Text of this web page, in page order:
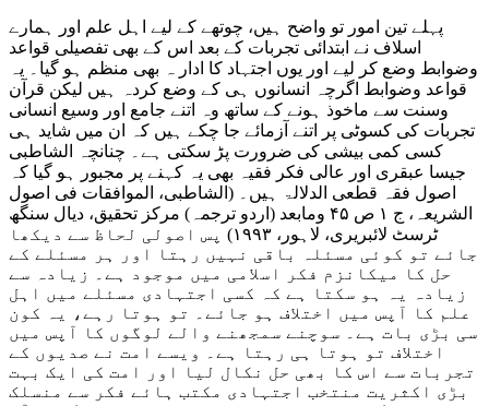
پہلے تین امور تو واضح ہیں، چوتھے کے لیے اہل علم اور ہمارے
اسلاف نے ابتدائی تجربات کے بعد اس کے بھی تفصیلی قواعد
وضوابط وضع کر لیے اور یوں اجتہاد کا ادار ہ بھی منظم ہو گیا۔ یہ
قواعد وضوابط اگرچہ انسانوں ہی کے وضع کردہ ہیں لیکن قرآن
وسنت سے ماخوذ ہونے کے ساتھ وہ اتنے جامع اور وسیع انسانی
تجربات کی کسوٹی پر اتنے آزمائے جا چکے ہیں کہ ان میں شاید ہی
کسی کمی بیشی کی ضرورت پڑ سکتی ہے۔ چنانچہ الشاطبی
جیسا عبقری اور عالی فکر فقیہ بھی یہ کہنے پر مجبور ہو گیا کہ
اصول فقہ قطعی الدلالۃ ہیں۔ (الشاطبی، الموافقات فی اصول
الشریعہ، ج ۱ ص ۴۵ ومابعد (اردو ترجمہ) مرکز تحقیق، دیال سنگھ
ٹرسٹ لائبریری، لاہور، ۱۹۹۳) پس اصولی لحاظ سے دیکھا
جائے تو کوئی مسئلہ باقی نہیں رہتا اور ہر مسئلے کے
حل کا میکانزم فکر اسلامی میں موجود ہے۔ زیادہ سے
زیادہ یہ ہو سکتا ہے کہ کسی اجتہادی مسئلے میں اہل
علم کا آپس میں اختلاف ہو جائے۔ تو ہوتا رہے، یہ کون
سی بڑی بات ہے۔ سوچنے سمجھنے والے لوگوں کا آپس میں
اختلاف تو ہوتا ہی رہتا ہے۔ ویسے امت نے صدیوں کے
تجربات سے اس کا بھی حل نکال لیا اور امت کی ایک بہت
بڑی اکثریت منتخب اجتہادی مکتب ہائے فکر سے منسلک